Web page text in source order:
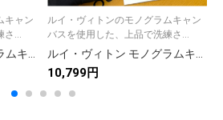
キャン
...
ルイ・ヴィトンのモノグラムキャン
バスを使用した、上品で洗練さ...
10,799円